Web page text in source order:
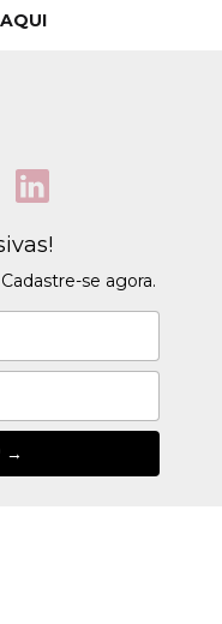
se agora.